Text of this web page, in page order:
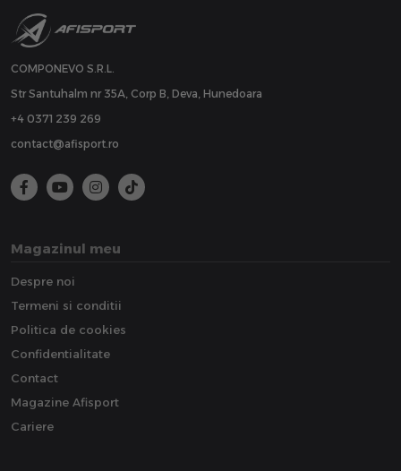
COMPONEVO S.R.L.
Str Santuhalm nr 35A, Corp B, Deva, Hunedoara
+4 0371 239 269
contact@afisport.ro
Magazinul meu
Despre noi
Termeni si conditii
Politica de cookies
Confidentialitate
Contact
Magazine Afisport
Cariere